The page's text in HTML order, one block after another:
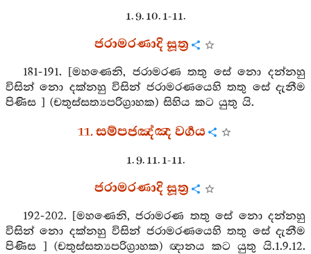
1. 9. 10. 1-11.
ජරාමරණාදි සූත්‍ර
181-191. [මහණෙනි, ජරාමරණ තතු සේ නො දන්නහු
විසින් නො දක්නහු විසින් ජරාමරණයෙහි තතු සේ දැනීම
පිණිස ] (චතුස්සත්‍යපරිග්‍රාහක) සිහිය කට යුතු යි.
11. සම්පජඤ්ඤ වර්‍ගය
1. 9. 11. 1-11.
ජරාමරණාදි සූත්‍ර
192-202. [මහණෙනි, ජරාමරණ තතු සේ නො දන්නහු
විසින් නො දක්නහු විසින් ජරාමරණයෙහි තතු සේ දැනීම
පිණිස ] (චතුස්සත්‍යපරිග්‍රාහක) ඥානය කට යුතු යි.1.9.12.